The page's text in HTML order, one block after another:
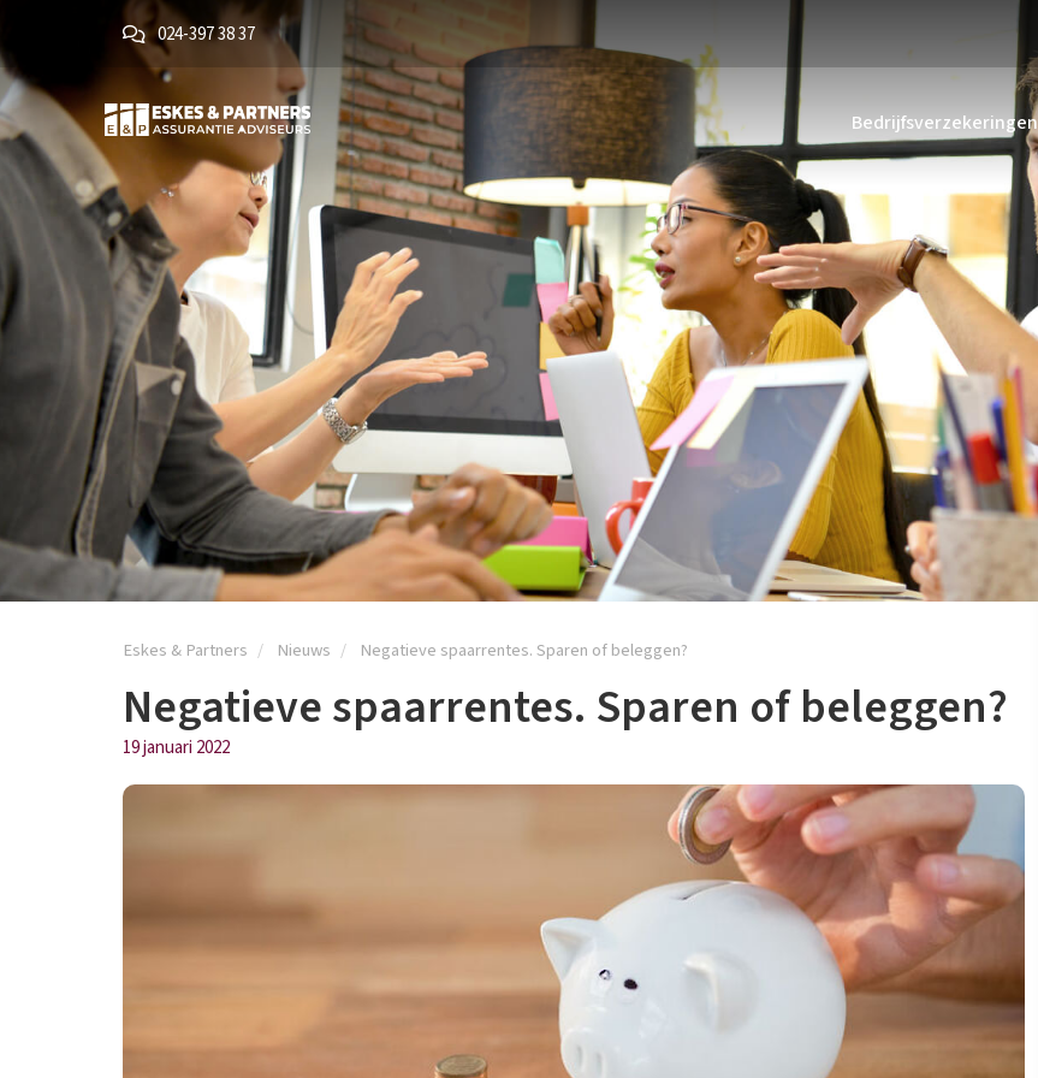
024-397 38 37
Bedrijfsverzekeringen
Eskes & Partners Nieuws Negatieve spaarrentes. Sparen of beleggen?
Negatieve spaarrentes. Sparen of beleggen?
19 januari 2022